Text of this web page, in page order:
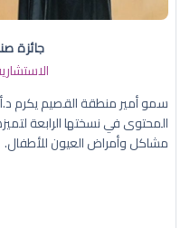
جائزة
سمو أمير منطقة القصيم يكرم
المحتوى في نسختها الرابعة
مشاكل وأمراض العيون للأطفال.